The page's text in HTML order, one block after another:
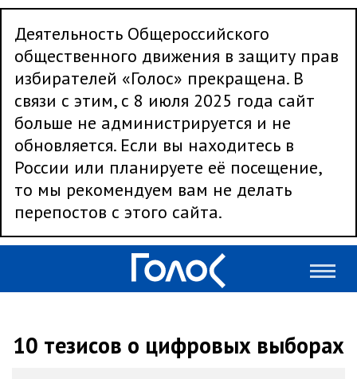
Деятельность Общероссийского
общественного движения в защиту прав
избирателей «Голос» прекращена. В
связи с этим, с 8 июля 2025 года сайт
больше не администрируется и не
обновляется. Если вы находитесь в
России или планируете её посещение,
то мы рекомендуем вам не делать
перепостов с этого сайта.
10 тезисов о цифровых выборах